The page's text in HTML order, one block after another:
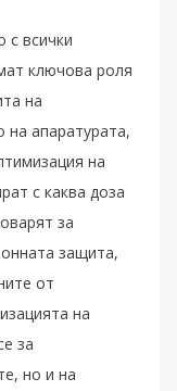
с всички
ключова роля
на
на апаратурата,
на
с каква доза
за
защита,
от
на
за
но и на